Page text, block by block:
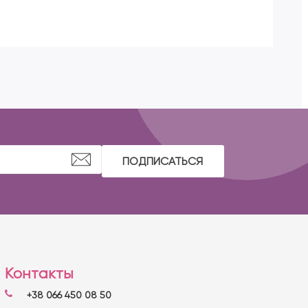
ПОДПИСАТЬСЯ
Контакты
+38 066 450 08 50